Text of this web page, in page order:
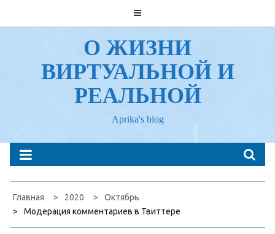
к
О ЖИЗНИ
ВИРТУАЛЬНОЙ И
РЕАЛЬНОЙ
Aprika's blog
Главная 2020
Октябрь
Модерация комментариев в Твиттере